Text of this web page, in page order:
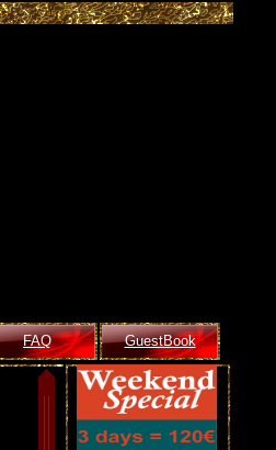
FAQ GuestBook